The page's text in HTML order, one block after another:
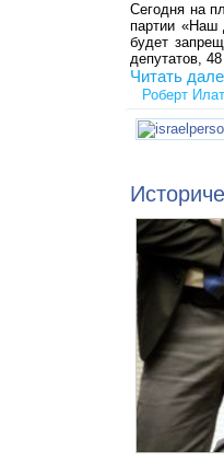
Сегодня на
партии «Наш
будет
депутатов,
Читать
Роберт